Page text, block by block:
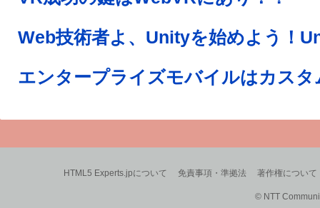
HTML5 Experts.jpについて 免責事項・準拠法 著作権について
© NTT